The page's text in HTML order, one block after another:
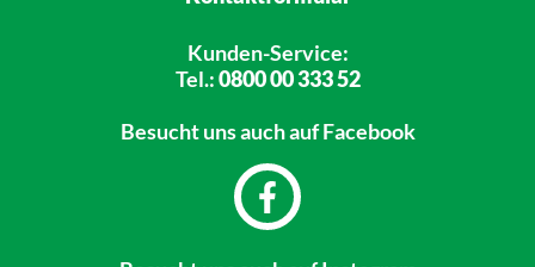
Kunden-Service:
Tel.:0800 00 333 52
Besucht unsauch auf Facebook